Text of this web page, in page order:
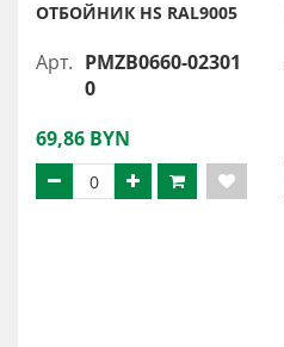
ОТБОЙНИК HS RAL9005
Арт. PMZB0660-02301
0
69,86 BYN